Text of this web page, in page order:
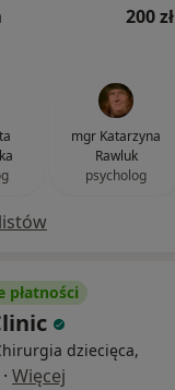
200 zł
mgr Katarzyna
Rawluk
psycholog
płatności
dziecięca,
· Więcej